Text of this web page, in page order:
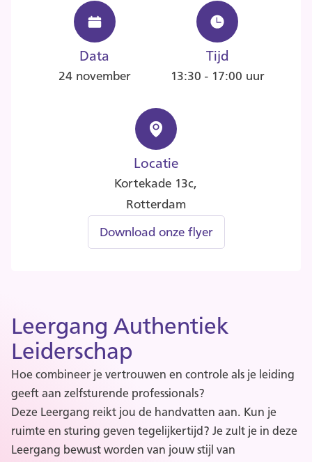
Data
24 november
Tijd
13:30 - 17:00 uur
Locatie
Kortekade 13c,
Rotterdam
Download onze flyer
Leergang Authentiek
Leiderschap
Hoe combineer je vertrouwen en controle als je leiding
geeft aan zelfsturende professionals?
Deze Leergang reikt jou de handvatten aan. Kun je
ruimte en sturing geven tegelijkertijd? Je zult je in deze
Leergang bewust worden van jouw stijl van